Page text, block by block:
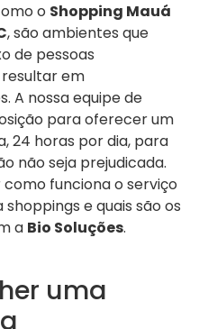
o Shopping Mauá
, são ambientes que
de pessoas
em
A nossa equipe de
para oferecer um
24 horas por dia, para
não seja prejudicada.
funciona o serviço
e quais são os
a Bio Soluções.
uma